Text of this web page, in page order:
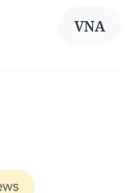
VNA